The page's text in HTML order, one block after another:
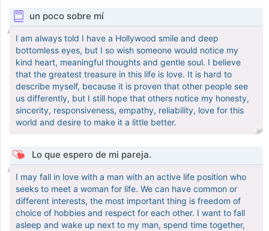
un poco sobre mí
I am always told I have a Hollywood smile and deep
bottomless eyes, but I so wish someone would notice my
kind heart, meaningful thoughts and gentle soul. I believe
that the greatest treasure in this life is love. It is hard to
describe myself, because it is proven that other people see
us differently, but I still hope that others notice my honesty,
sincerity, responsiveness, empathy, reliability, love for this
world and desire to make it a little better.
Lo que espero de mi pareja.
I may fall in love with a man with an active life position who
seeks to meet a woman for life. We can have common or
different interests, the most important thing is freedom of
choice of hobbies and respect for each other. I want to fall
asleep and wake up next to my man, spend time together,